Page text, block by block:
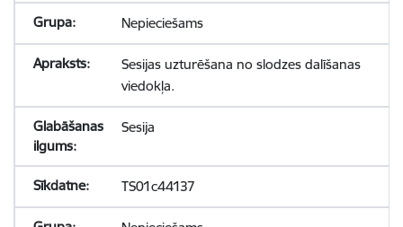
Nepieciešams
Sesijas uzturēšana no slodzes dalīšanas
viedokļa.
Sesija
TS01c44137